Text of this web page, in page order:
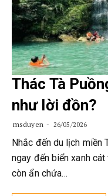
Thác Tà
như lời đồn?
msduyen 26/05/2026
Nhắc đến du lịch miền
ngay đến biển xanh
còn ẩn chứa…